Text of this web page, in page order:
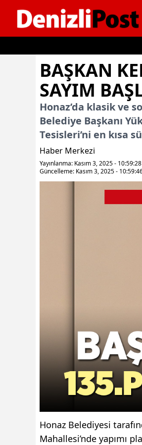
BAŞKAN
SAYIM
Honaz’da klasik ve
Belediye Başkanı
Tesisleri’ni en kısa
Haber Merkezi
Yayınlanma: Kasım 3, 2025 - 10:59:28
Güncelleme: Kasım 3, 2025 -
Honaz Belediyesi
Mahallesi’nde yapımı